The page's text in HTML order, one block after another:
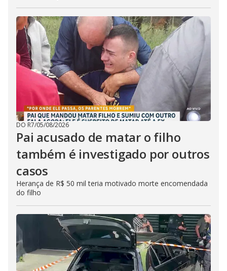
DO R7/05/08/2026
Pai acusado de matar o filho
também é investigado por outros
casos
Herança de R$ 50 mil teria motivado morte encomendada
do filho